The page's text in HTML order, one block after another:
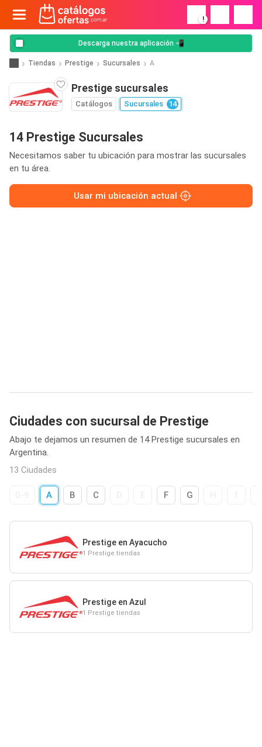
!
Descarga nuestra aplicación 📲
Tiendas Prestige Sucursales A
Prestige sucursales
Catálogos Sucursales 14
14 Prestige Sucursales
Necesitamos saber tu ubicación para mostrar las sucursales
en tu área.
Usar mi ubicación actual
Ciudades con sucursal de Prestige
Abajo te dejamos un resumen de 14 Prestige sucursales en
Argentina.
13 Ciudades
A B C F G
Prestige en Ayacucho
1 Prestige tiendas
Prestige en Azul
1 Prestige tiendas